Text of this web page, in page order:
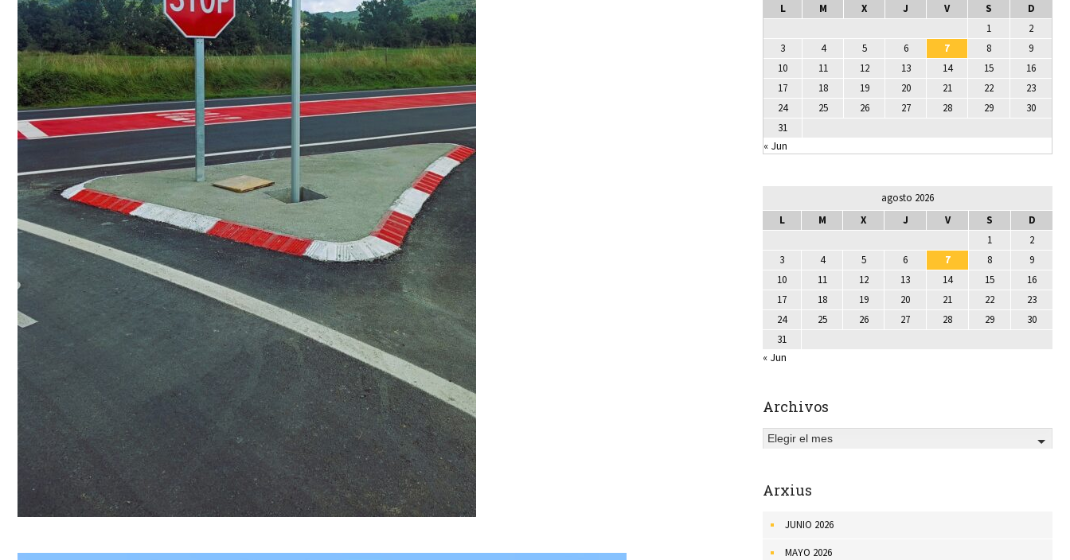
L
M X J V S
D
1
2
3
4 5 6 7 8
9
10
11 12 13 14 15
16
17
18 19 20 21 22
23
24
25 26 27 28 29
30
31
« Jun
agosto 2026
L
M X J V S
D
1
2
3
4 5 6 7 8
9
10
11 12 13 14 15
16
17
18 19 20 21 22
23
24
25 26 27 28 29
30
31
« Jun
Archivos
Elegir el mes
Arxius
JUNIO 2026
MAYO 2026